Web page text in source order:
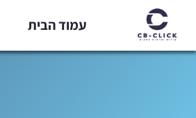
לתוכן
עמוד הבית